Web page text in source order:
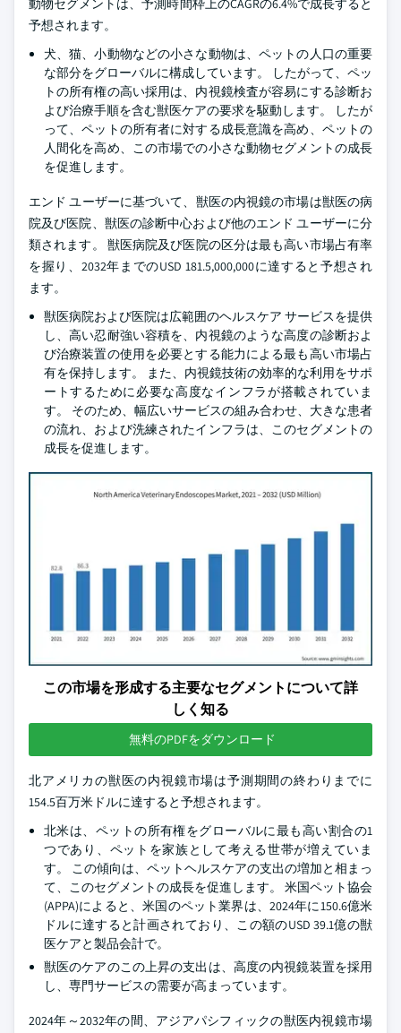
動物セグメントは、予測時間枠上のCAGRの6.4%で成長すると
予想されます。
犬、猫、小動物などの小さな動物は、ペットの人口の重要
な部分をグローバルに構成しています。 したがって、ペッ
トの所有権の高い採用は、内視鏡検査が容易にする診断お
よび治療手順を含む獣医ケアの要求を駆動します。 したが
って、ペットの所有者に対する成長意識を高め、ペットの
人間化を高め、この市場での小さな動物セグメントの成長
を促進します。
エンド ユーザーに基づいて、獣医の内視鏡の市場は獣医の病
院及び医院、獣医の診断中心および他のエンド ユーザーに分
類されます。 獣医病院及び医院の区分は最も高い市場占有率
を握り、2032年までのUSD 181.5,000,000に達すると予想され
ます。
獣医病院および医院は広範囲のヘルスケア サービスを提供
し、高い忍耐強い容積を、内視鏡のような高度の診断およ
び治療装置の使用を必要とする能力による最も高い市場占
有を保持します。 また、内視鏡技術の効率的な利用をサポ
ートするために必要な高度なインフラが搭載されていま
す。 そのため、幅広いサービスの組み合わせ、大きな患者
の流れ、および洗練されたインフラは、このセグメントの
成長を促進します。
この市場を形成する主要なセグメントについて詳
しく知る
無料のPDFをダウンロード
北アメリカの獣医の内視鏡市場は予測期間の終わりまでに
154.5百万米ドルに達すると予想されます。
北米は、ペットの所有権をグローバルに最も高い割合の1
つであり、ペットを家族として考える世帯が増えていま
す。 この傾向は、ペットヘルスケアの支出の増加と相まっ
て、このセグメントの成長を促進します。 米国ペット協会
(APPA)によると、米国のペット業界は、2024年に150.6億米
ドルに達すると計画されており、この額のUSD 39.1億の獣
医ケアと製品会計で。
獣医のケアのこの上昇の支出は、高度の内視鏡装置を採用
し、専門サービスの需要が高まっています。
2024年～2032年の間、アジアパシフィックの獣医内視鏡市場